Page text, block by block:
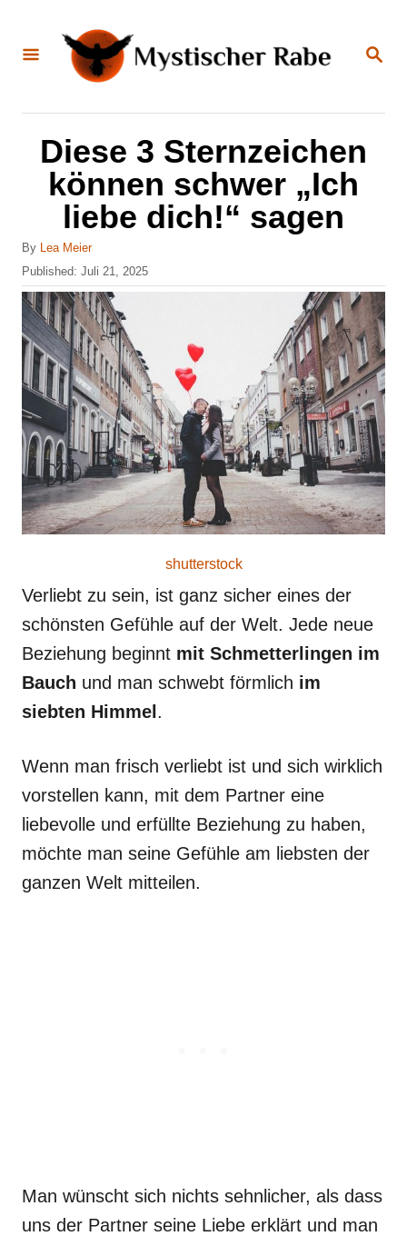
S
E
Diese 3 Sternzeichen
können schwer „Ich
liebe dich!“ sagen
By A
u
t
h
o
r
Lea Meier
P
o
s
t
e
d
o
Published: Juli 21, 2025
shutterstock
Verliebt zu sein, ist ganz sicher eines der
schönsten Gefühle auf der Welt. Jede neue
Beziehung beginnt mit Schmetterlingen im
Bauch und man schwebt förmlich im
siebten Himmel .
Wenn man frisch verliebt ist und sich wirklich
vorstellen kann, mit dem Partner eine
liebevolle und erfüllte Beziehung zu haben,
möchte man seine Gefühle am liebsten der
ganzen Welt mitteilen.
Man wünscht sich nichts sehnlicher, als dass
uns der Partner seine Liebe erklärt und man